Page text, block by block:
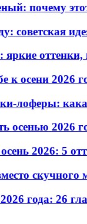
почему
советская
яркие
к осени
лоферы:
осенью 2026
2026: 5
года: 26